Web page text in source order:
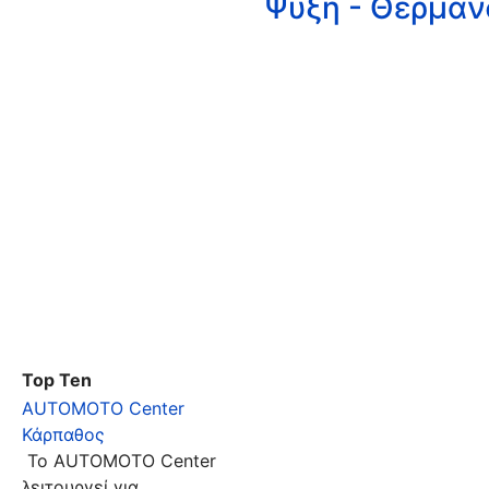
Top Ten
AUTOMOTO Center
Κάρπαθος
Το AUTOMOTO Center
Ψύξη -